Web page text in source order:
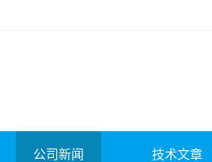
公司新闻 技术文章